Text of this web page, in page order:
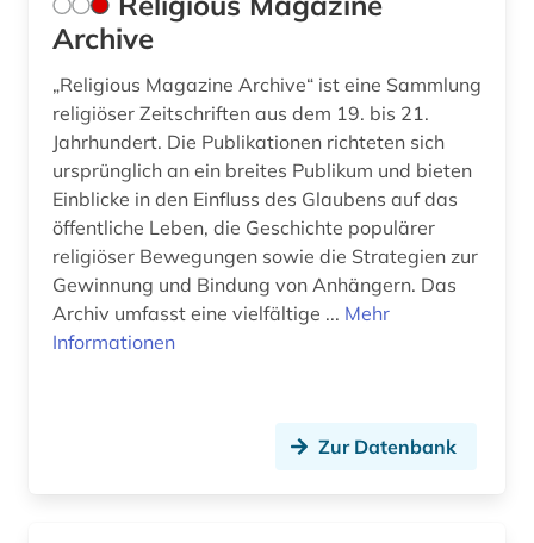
atlas (4)
audio recordings (1)
audiobibel (1)
aufsatz (1)
ausbildung (1)
Mittelamerika (1)
Montenegro (1)
Niederlande (6)
Niedersachsen (5)
Nordamerika (1)
Nordrhein-Westfalen (1)
Osteuropa (3)
Archive
„Religious Magazine Archive“ ist eine Sammlung
religiöser Zeitschriften aus dem 19. bis 21.
Jahrhundert. Die Publikationen richteten sich
ursprünglich an ein breites Publikum und bieten
Einblicke in den Einfluss des Glaubens auf das
öffentliche Leben, die Geschichte populärer
religiöser Bewegungen sowie die Strategien zur
Gewinnung und Bindung von Anhängern. Das
Archiv umfasst eine vielfältige ... Mehr
Informationen
Zur Datenbank